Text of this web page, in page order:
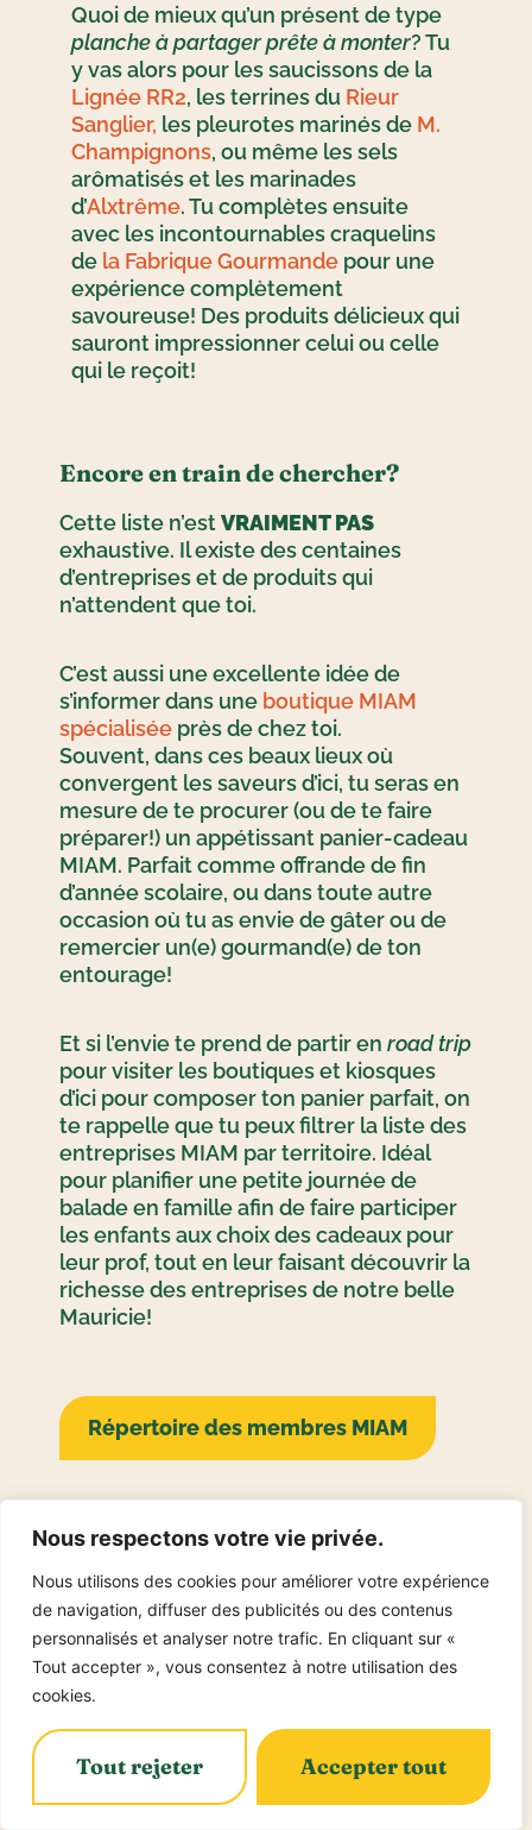
Nous respectons votre vie privée.
Nous utilisons des cookies pour améliorer votre expérience
de navigation, diffuser des publicités ou des contenus
personnalisés et analyser notre trafic. En cliquant sur «
Tout accepter », vous consentez à notre utilisation des
cookies.
Tout rejeter Accepter tout
Quoi de mieux qu’un présent de type
planche à partager prête à monter? Tu
y vas alors pour les saucissons de la
Lignée RR2, les terrines du Rieur
Sanglier, les pleurotes marinés de M.
Champignons, ou même les sels
arômatisés et les marinades
d’Alxtrême. Tu complètes ensuite
avec les incontournables craquelins
de la Fabrique Gourmande pour une
expérience complètement
savoureuse! Des produits délicieux qui
sauront impressionner celui ou celle
qui le reçoit!
Encore en train de chercher?
Cette liste n’estVRAIMENT PAS
exhaustive. Il existe des centaines
d’entreprises et de produits qui
n’attendent que toi.
C’est aussi une excellente idée de
s’informer dans une boutique MIAM
spécialisée près de chez toi.
Souvent, dans ces beaux lieux où
convergent les saveurs d’ici, tu seras en
mesure de te procurer (ou de te faire
préparer!) un appétissant panier-cadeau
MIAM. Parfait comme offrande de fin
d’année scolaire, ou dans toute autre
occasion où tu as envie de gâter ou de
remercier un(e) gourmand(e) de ton
entourage!
Et si l’envie te prend de partir en road trip
pour visiter les boutiques et kiosques
d’ici pour composer ton panier parfait, on
te rappelle que tu peux filtrer la liste des
entreprises MIAM par territoire. Idéal
pour planifier une petite journée de
balade en famille afin de faire participer
les enfants aux choix des cadeaux pour
leur prof, tout en leur faisant découvrir la
richesse des entreprises de notre belle
Mauricie!
Répertoire des membres MIAM
Lily-Ann Flynn